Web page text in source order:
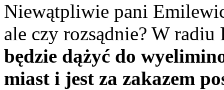
Niewątpliwie pani
ale czy rozsądnie? W
będzie dążyć do
miast i jest za zakazem